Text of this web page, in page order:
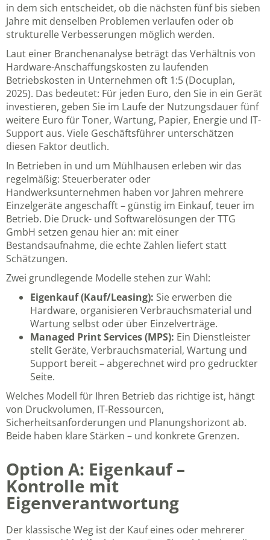
in dem sich entscheidet, ob die nächsten fünf bis sieben
Jahre mit denselben Problemen verlaufen oder ob
strukturelle Verbesserungen möglich werden.
Laut einer Branchenanalyse beträgt das Verhältnis von
Hardware-Anschaffungskosten zu laufenden
Betriebskosten in Unternehmen oft 1:5 (Docuplan,
2025). Das bedeutet: Für jeden Euro, den Sie in ein Gerät
investieren, geben Sie im Laufe der Nutzungsdauer fünf
weitere Euro für Toner, Wartung, Papier, Energie und IT-
Support aus. Viele Geschäftsführer unterschätzen
diesen Faktor deutlich.
In Betrieben in und um Mühlhausen erleben wir das
regelmäßig: Steuerberater oder
Handwerksunternehmen haben vor Jahren mehrere
Einzelgeräte angeschafft – günstig im Einkauf, teuer im
Betrieb. Die Druck- und Softwarelösungen der TTG
GmbH setzen genau hier an: mit einer
Bestandsaufnahme, die echte Zahlen liefert statt
Schätzungen.
Zwei grundlegende Modelle stehen zur Wahl:
Eigenkauf (Kauf/Leasing): Sie erwerben die
Hardware, organisieren Verbrauchsmaterial und
Wartung selbst oder über Einzelverträge.
Managed Print Services (MPS): Ein Dienstleister
stellt Geräte, Verbrauchsmaterial, Wartung und
Support bereit – abgerechnet wird pro gedruckter
Seite.
Welches Modell für Ihren Betrieb das richtige ist, hängt
von Druckvolumen, IT-Ressourcen,
Sicherheitsanforderungen und Planungshorizont ab.
Beide haben klare Stärken – und konkrete Grenzen.
Option A: Eigenkauf –
Kontrolle mit
Eigenverantwortung
Der klassische Weg ist der Kauf eines oder mehrerer